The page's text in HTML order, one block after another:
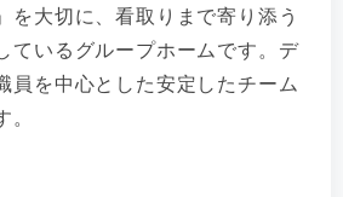
を大切に、看取りまで寄り添う
ているグループホームです。デ
員を中心とした安定したチーム
。